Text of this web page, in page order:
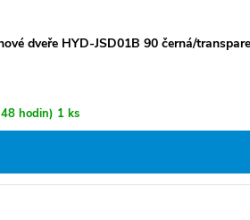
dveře HYD-JSD01B 90 černá/
hodin) 1 ks